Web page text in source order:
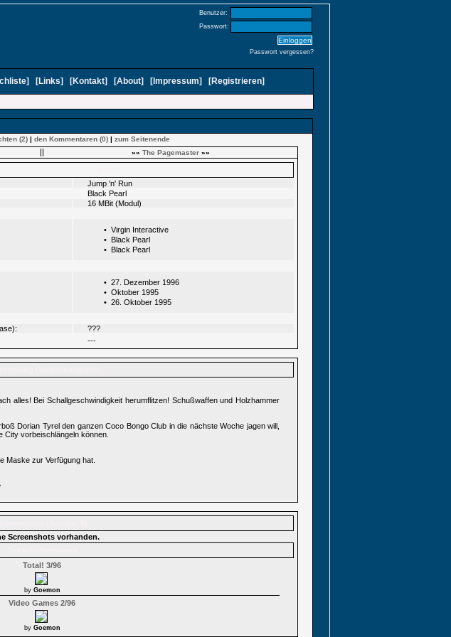
Benutzer:
Passwort:
Passwort vergessen?
] [Links] [Kontakt] [About] [ Impressum] [Registrieren]
(2) | den Kommentaren (0) | zum Seitenende
»» The Pagemaster »»
Jump 'n' Run
Black Pearl
16 MBit (Modul)
• Virgin Interactive
• Black Pearl
• Black Pearl
• 27. Dezember 1996
• Oktober 1995
• 26. Oktober 1995
???
---
alles! Bei Schallgeschwindigkeit herumflitzen! Schußwaffen und Holzhammer
Dorian Tyrel den ganzen Coco Bongo Club in die nächste Woche jagen will,
City vorbeischlängeln können.
Maske zur Verfügung hat.
Screenshots vorhanden.
Total! 3/96
by Goemon
Video Games 2/96
by Goemon